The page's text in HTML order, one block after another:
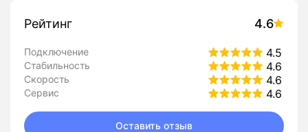
Рейтинг 4.6
Подключение 4.5
Стабильность 4.6
Скорость 4.6
Сервис 4.6
Оставить отзыв